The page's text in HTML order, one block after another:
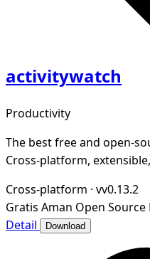
activitywatch
Productivity
The best free and open-
Cross-platform,
Cross-platform · vv0.13.2
Gratis Aman Open Source
Detail
Download